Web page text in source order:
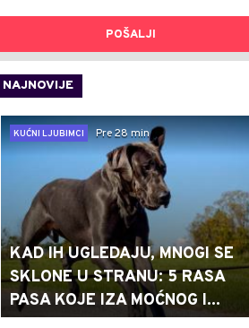
POŠALJI
NAJNOVIJE
KUĆNI LJUBIMCI
Pre 28 min
KAD IH UGLEDAJU, MNOGI SE
SKLONE U STRANU: 5 RASA
PASA KOJE IZA MOĆNOG I...